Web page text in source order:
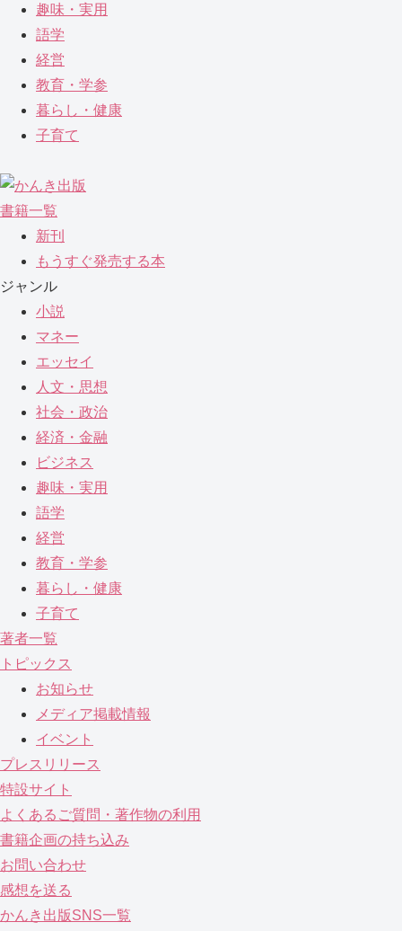
趣味・実用
語学
経営
教育・学参
暮らし・健康
子育て
書籍一覧
新刊
もうすぐ発売する本
ジャンル
小説
マネー
エッセイ
人文・思想
社会・政治
経済・金融
ビジネス
趣味・実用
語学
経営
教育・学参
暮らし・健康
子育て
著者一覧
トピックス
お知らせ
メディア掲載情報
イベント
プレスリリース
特設サイト
よくあるご質問・著作物の利用
書籍企画の持ち込み
お問い合わせ
感想を送る
かんき出版SNS一覧